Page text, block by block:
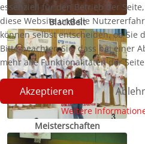
BlackBelt
Meisterschaften
essenziell für den Betrieb der
diese Website und die
können selbst entscheiden, ob Sie
Bitte beachten Sie, dass bei einer
mehr alle Funktionalitäten der
Akzeptieren
Weitere